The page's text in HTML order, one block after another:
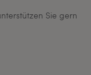
Sie gern